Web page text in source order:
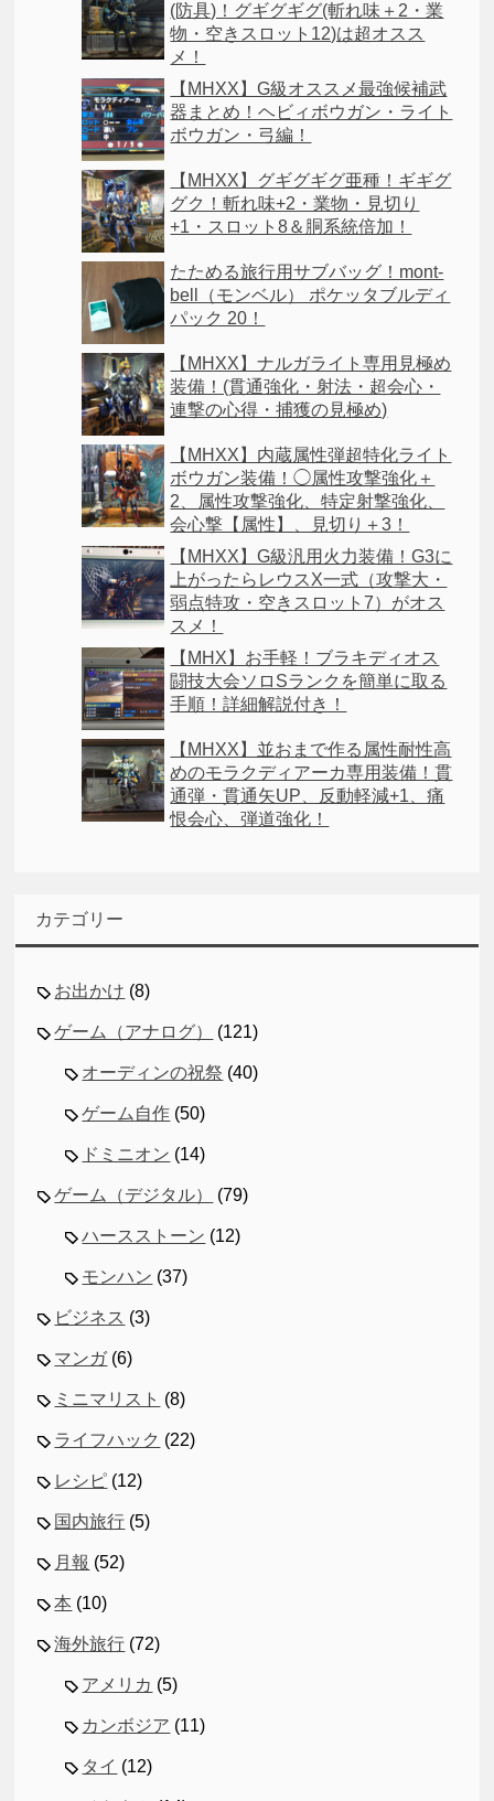
(防具)！グギグギグ(斬れ味＋2・業
物・空きスロット12)は超オスス
メ！
【MHXX】G級オススメ最強候補武
器まとめ！ヘビィボウガン・ライト
ボウガン・弓編！
【MHXX】グギグギグ亜種！ギギグ
グク！斬れ味+2・業物・見切り
+1・スロット8＆胴系統倍加！
たためる旅行用サブバッグ！mont-
bell（モンベル） ポケッタブルディ
パック 20！
【MHXX】ナルガライト専用見極め
装備！(貫通強化・射法・超会心・
連撃の心得・捕獲の見極め)
【MHXX】内蔵属性弾超特化ライト
ボウガン装備！◯属性攻撃強化＋
2、属性攻撃強化、特定射撃強化、
会心撃【属性】、見切り＋3！
【MHXX】G級汎用火力装備！G3に
上がったらレウスX一式（攻撃大・
弱点特攻・空きスロット7）がオス
スメ！
【MHX】お手軽！ブラキディオス
闘技大会ソロSランクを簡単に取る
手順！詳細解説付き！
【MHXX】並おまで作る属性耐性高
めのモラクディアーカ専用装備！貫
通弾・貫通矢UP、反動軽減+1、痛
恨会心、弾道強化！
カテゴリー
お出かけ (8)
ゲーム（アナログ） (121)
オーディンの祝祭 (40)
ゲーム自作 (50)
ドミニオン (14)
ゲーム（デジタル） (79)
ハースストーン (12)
モンハン (37)
ビジネス (3)
マンガ(6)
ミニマリスト (8)
ライフハック (22)
レシピ (12)
国内旅行 (5)
月報 (52)
本 (10)
海外旅行 (72)
アメリカ (5)
カンボジア (11)
タイ (12)